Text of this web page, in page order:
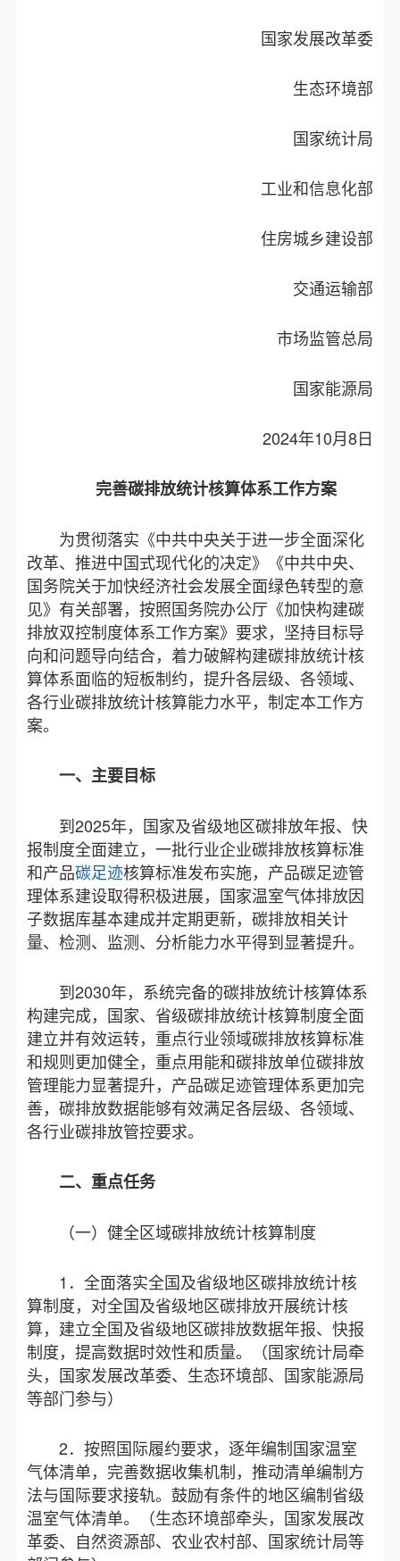
国家发展改革委
生态环境部
国家统计局
工业和信息化部
住房城乡建设部
交通运输部
市场监管总局
国家能源局
2024年10月8日
完善碳排放统计核算体系工作方案
为贯彻落实《中共中央关于进一步全面深化
改革、推进中国式现代化的决定》《中共中央、
国务院关于加快经济社会发展全面绿色转型的意
见》有关部署，按照国务院办公厅《加快构建碳
排放双控制度体系工作方案》要求，坚持目标导
向和问题导向结合，着力破解构建碳排放统计核
算体系面临的短板制约，提升各层级、各领域、
各行业碳排放统计核算能力水平，制定本工作方
案。
一、主要目标
到2025年，国家及省级地区碳排放年报、快
报制度全面建立，一批行业企业碳排放核算标准
和产品碳足迹核算标准发布实施，产品碳足迹管
理体系建设取得积极进展，国家温室气体排放因
子数据库基本建成并定期更新，碳排放相关计
量、检测、监测、分析能力水平得到显著提升。
到2030年，系统完备的碳排放统计核算体系
构建完成，国家、省级碳排放统计核算制度全面
建立并有效运转，重点行业领域碳排放核算标准
和规则更加健全，重点用能和碳排放单位碳排放
管理能力显著提升，产品碳足迹管理体系更加完
善，碳排放数据能够有效满足各层级、各领域、
各行业碳排放管控要求。
二、重点任务
（一）健全区域碳排放统计核算制度
1．全面落实全国及省级地区碳排放统计核
算制度，对全国及省级地区碳排放开展统计核
算，建立全国及省级地区碳排放数据年报、快报
制度，提高数据时效性和质量。（国家统计局牵
头，国家发展改革委、生态环境部、国家能源局
等部门参与）
2．按照国际履约要求，逐年编制国家温室
气体清单，完善数据收集机制，推动清单编制方
法与国际要求接轨。鼓励有条件的地区编制省级
温室气体清单。（生态环境部牵头，国家发展改
革委、自然资源部、农业农村部、国家统计局等